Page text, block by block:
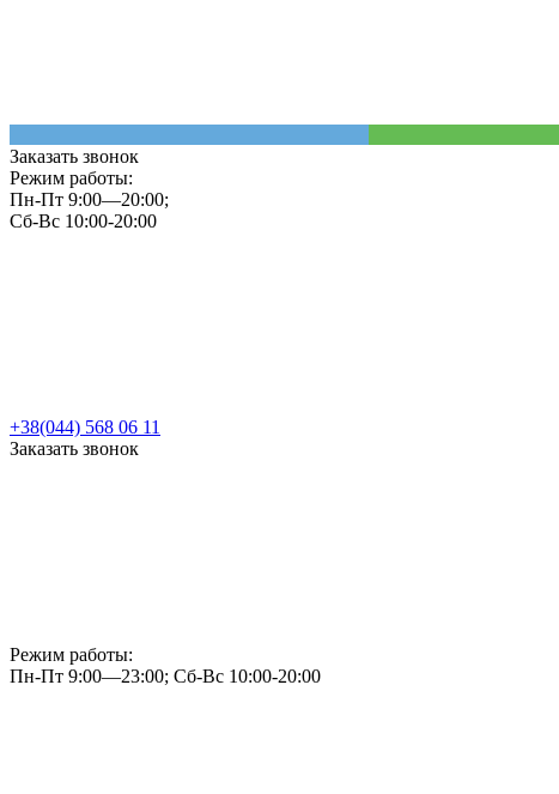
Заказать звонок
Режим работы:
Пн-Пт 9:00—20:00;
Сб-Вс 10:00-20:00
+38(044) 568 06 11
Заказать звонок
Режим работы:
Пн-Пт 9:00—23:00; Сб-Вс 10:00-20:00